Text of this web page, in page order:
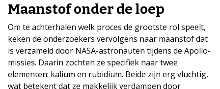
Maanstof onder de loep
Om te achterhalen welk proces de grootste rol speelt,
keken de onderzoekers vervolgens naar maanstof dat
is verzameld door NASA-astronauten tijdens de Apollo-
missies. Daarin zochten ze specifiek naar twee
elementen: kalium en rubidium. Beide zijn erg vluchtig,
wat betekent dat ze makkelijk verdampen door